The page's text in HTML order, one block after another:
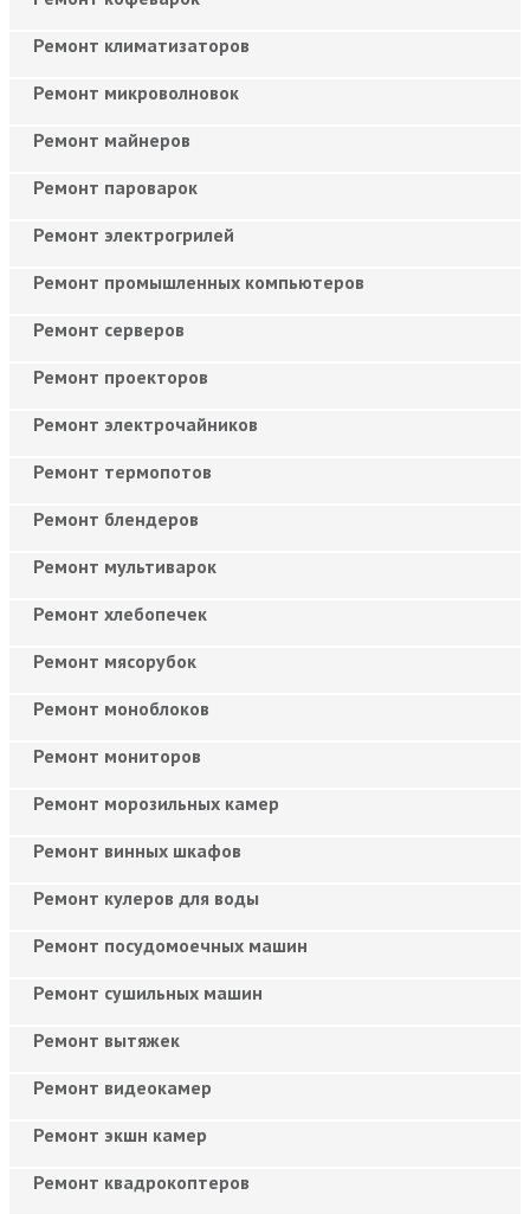
Ремонт климатизаторов
Ремонт микроволновок
Ремонт майнеров
Ремонт пароварок
Ремонт электрогрилей
Ремонт промышленных компьютеров
Ремонт серверов
Ремонт проекторов
Ремонт электрочайников
Ремонт термопотов
Ремонт блендеров
Ремонт мультиварок
Ремонт хлебопечек
Ремонт мясорубок
Ремонт моноблоков
Ремонт мониторов
Ремонт морозильных камер
Ремонт винных шкафов
Ремонт кулеров для воды
Ремонт посудомоечных машин
Ремонт сушильных машин
Ремонт вытяжек
Ремонт видеокамер
Ремонт экшн камер
Ремонт квадрокоптеров